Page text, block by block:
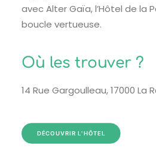
avec Alter Gaïa, l’Hôtel de la
boucle vertueuse.
Où les trouver ?
14 Rue Gargoulleau, 17000 La
DÉCOUVRIR L'HÔTEL